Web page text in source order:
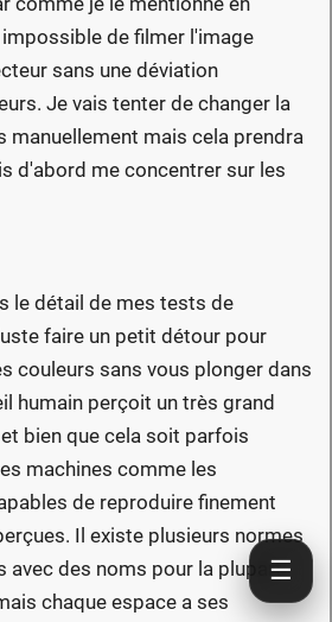
de filmer l'image
sans une déviation
Je vais tenter de changer la
manuellement mais cela prendra
d'abord me concentrer sur les
le détail de mes tests de
faire un petit détour pour
couleurs sans vous plonger dans
humain perçoit un très grand
bien que cela soit parfois
machines comme les
de reproduire finement
Il existe plusieurs normes
avec des noms pour la plupart
chaque espace a ses
☰